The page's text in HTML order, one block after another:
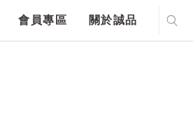
會員專區 關於誠品